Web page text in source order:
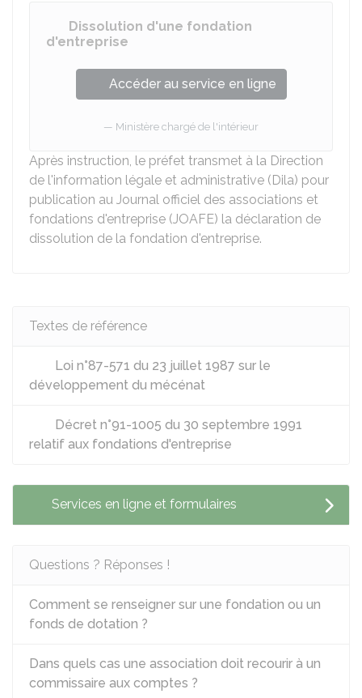
Dissolution d'une fondation
d'entreprise
Accéder au service en ligne
Ministère chargé de l'intérieur
Après instruction, le préfet transmet à la Direction
de l'information légale et administrative (Dila) pour
publication au Journal officiel des associations et
fondations d'entreprise (JOAFE) la déclaration de
dissolution de la fondation d'entreprise.
Textes de référence
Loi n°87-571 du 23 juillet 1987 sur le
développement du mécénat
Décret n°91-1005 du 30 septembre 1991
relatif aux fondations d'entreprise
Services en ligne et formulaires
Questions ? Réponses !
Comment se renseigner sur une fondation ou un
fonds de dotation ?
Dans quels cas une association doit recourir à un
commissaire aux comptes ?